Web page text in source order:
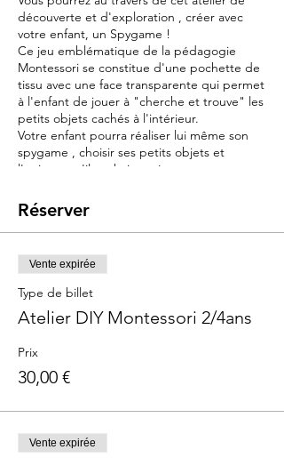
découverte et d'exploration , créer avec
votre enfant, un Spygame !
Ce jeu emblématique de la pédagogie
Montessori se constitue d'une pochette de
tissu avec une face transparente qui permet
à l'enfant de jouer à "cherche et trouve" les
petits objets cachés à l'intérieur.
Votre enfant pourra réaliser lui même son
spygame , choisir ses petits objets et
l'univers qu'il souhaite créer .
Cet atelier comme une invitation au voyage,
sera pour votre enfant une immersion
sensorielle au coeur de l'été.
Objectifs :
- Partager un temps de créativité avec son
enfant
- Lui offrir un temps d'exploration
- Découvrir comment proposer à son enfant
une activité avec la pédagogie Montessori
et le langage tout en s'amusant
Contenu :
Réserver
Vente expirée
Type de billet
Atelier DIY Montessori 2/4ans
Prix
30,00 €
Vente expirée